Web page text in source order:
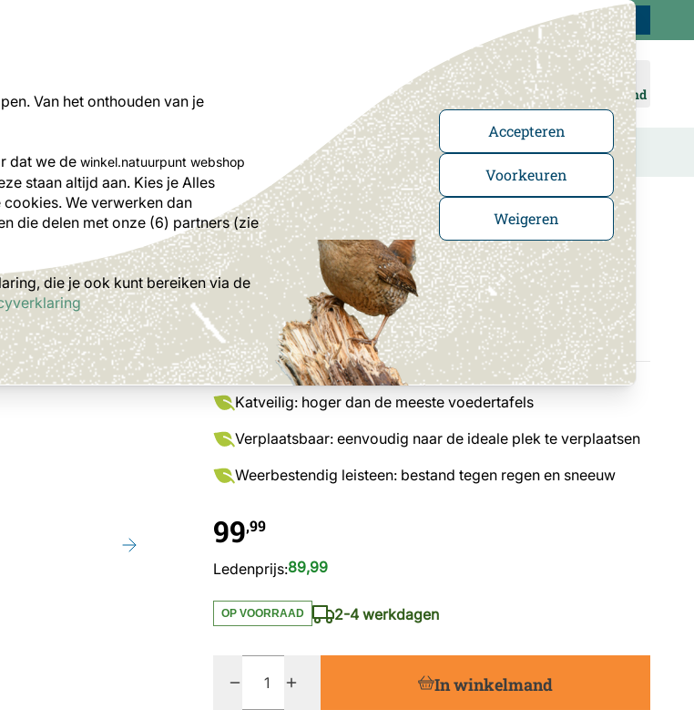
Van het onthouden van je
dat we de winkel.natuurpunt webshop
staan altijd aan. Kies je Alles
cookies. We verwerken dan
die delen met onze (6) partners (zie
die je ook kunt bereiken via de
Accepteren
Voorkeuren
Weigeren
-4.5/5 Word lid
Inloggen Winkelmand
Tuindieren Cadeaus en boeken In de Kijker
Voederhuis op paal
Georgetown
Katveilig: hoger dan de meeste voedertafels
Verplaatsbaar: eenvoudig naar de ideale plek te verplaatsen
Weerbestendig leisteen: bestand tegen regen en sneeuw
99,99
Ledenprijs:89,99
OP VOORRAAD 2-4 werkdagen
In winkelmand